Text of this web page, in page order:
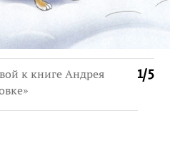
1/5
к книге Андрея